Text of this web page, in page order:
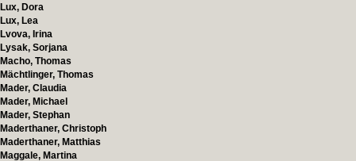
Lux, Dora
Lux, Lea
Lvova, Irina
Lysak, Sorjana
Macho, Thomas
Mächtlinger, Thomas
Mader, Claudia
Mader, Michael
Mader, Stephan
Maderthaner, Christoph
Maderthaner, Matthias
Maggale, Martina